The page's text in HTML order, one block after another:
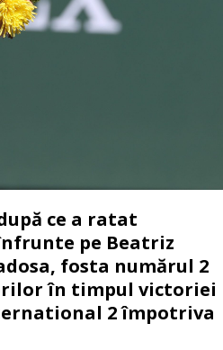
ce a ratat
pe Beatriz
fosta numărul 2
în timpul victoriei
2 împotriva